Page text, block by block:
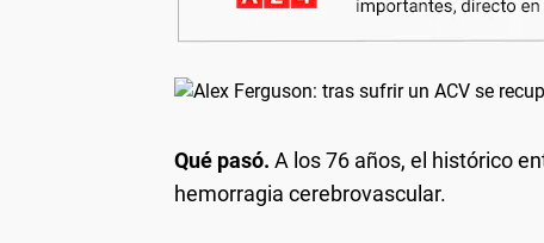
Qué pasó. A los 76 años, el histórico
hemorragia cerebrovascular.